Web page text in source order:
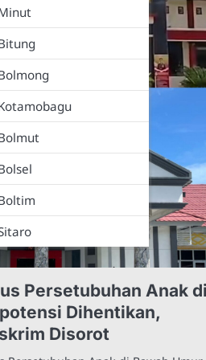
Persetubuhan Anak
Dihentikan,
Disorot